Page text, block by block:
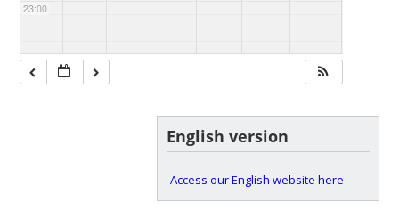
23:00
English version
Access our English website here